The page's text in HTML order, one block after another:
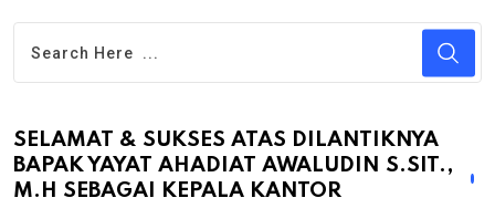
SELAMAT & SUKSES ATAS DILANTIKNYA
BAPAK YAYAT AHADIAT AWALUDIN S.SIT.,
M.H SEBAGAI KEPALA KANTOR